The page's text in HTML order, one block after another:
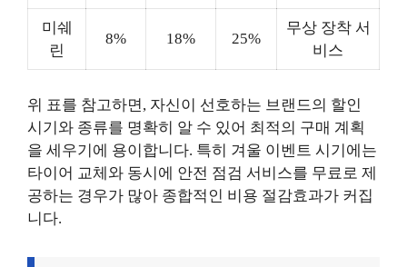
미쉐
린
8% 18% 25%
무상 장착 서
비스
위 표를 참고하면, 자신이 선호하는 브랜드의 할인
시기와 종류를 명확히 알 수 있어 최적의 구매 계획
을 세우기에 용이합니다. 특히 겨울 이벤트 시기에는
타이어 교체와 동시에 안전 점검 서비스를 무료로 제
공하는 경우가 많아 종합적인 비용 절감효과가 커집
니다.